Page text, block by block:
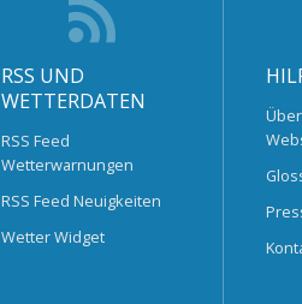
RSS UND
WETTERDATEN
RSS Feed
Wetterwarnungen
RSS Feed Neuigkeiten
Wetter Widget